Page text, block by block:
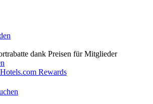
dank Preisen für Mitglieder
Rewards